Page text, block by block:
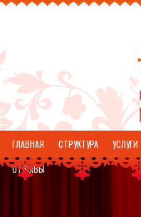
ГЛАВНАЯ СТРУКТУРА УСЛУГИ
ОТЗЫВЫ